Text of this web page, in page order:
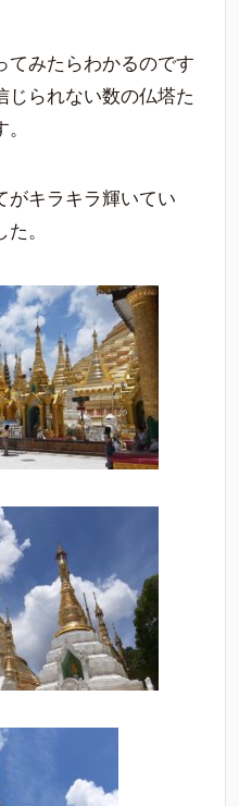
てみたらわかるのです
じられない数の仏塔た
がキラキラ輝いてい
。